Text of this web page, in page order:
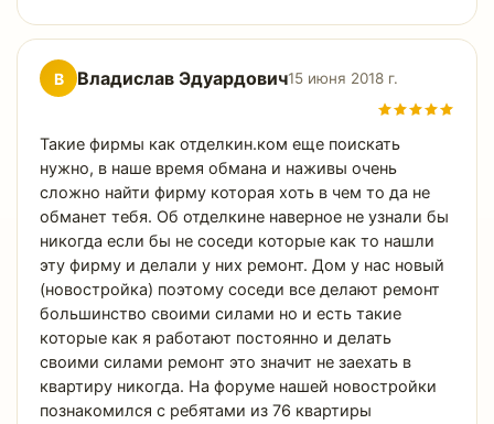
В Владислав Эдуардович15 июня 2018 г.
Такие фирмы как отделкин.ком еще поискать
нужно, в наше время обмана и наживы очень
сложно найти фирму которая хоть в чем то да не
обманет тебя. Об отделкине наверное не узнали бы
никогда если бы не соседи которые как то нашли
эту фирму и делали у них ремонт. Дом у нас новый
(новостройка) поэтому соседи все делают ремонт
большинство своими силами но и есть такие
которые как я работают постоянно и делать
своими силами ремонт это значит не заехать в
квартиру никогда. На форуме нашей новостройки
познакомился с ребятами из 76 квартиры